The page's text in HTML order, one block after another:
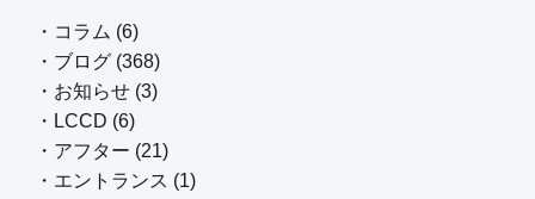
・コラム (6)
・ブログ (368)
・お知らせ (3)
・LCCD (6)
・アフター (21)
・エントランス (1)